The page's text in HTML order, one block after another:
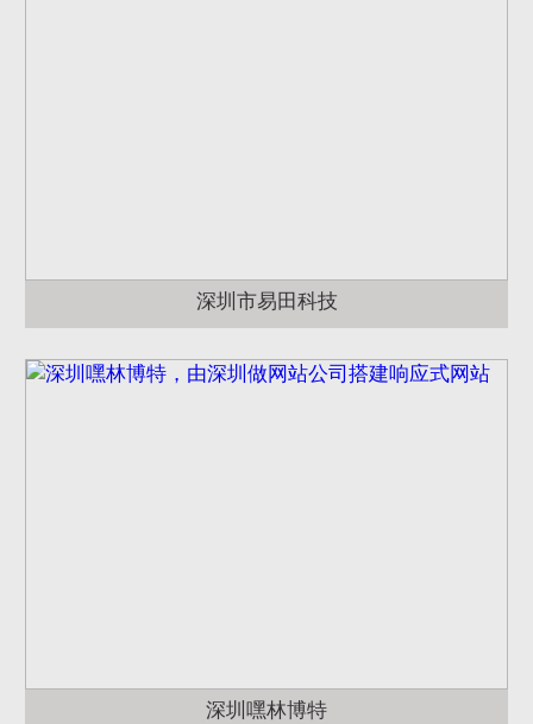
深圳市易田科技
深圳嘿林博特